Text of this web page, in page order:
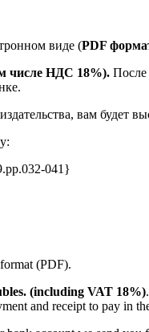
виде (PDF
числе НДС 18%). После
вам будет
041}
(PDF).
(including VAT 18%)
and receipt to pay in